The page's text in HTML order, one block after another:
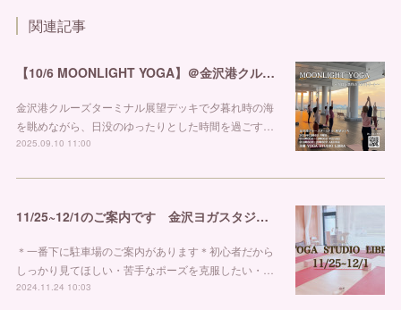
関連記事
【10/6 MOONLIGHT YOGA】＠金沢港クルーズターミナル
金沢港クルーズターミナル展望デッキで夕暮れ時の海
を眺めながら、日没のゆったりとした時間を過ごす…
2025.09.10 11:00
11/25~12/1のご案内です 金沢ヨガスタジオ リブラ
＊一番下に駐車場のご案内があります＊初心者だから
しっかり見てほしい・苦手なポーズを克服したい・…
2024.11.24 10:03